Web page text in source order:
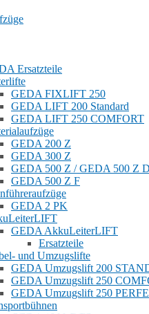
Ersatzteile
GEDA FIXLIFT 250
GEDA LIFT 200 Standard
GEDA LIFT 250 COMFORT
GEDA 200 Z
GEDA 300 Z
GEDA 500 Z / GEDA 500 Z
GEDA 500 Z F
GEDA 2 PK
GEDA AkkuLeiterLIFT
Ersatzteile
und Umzugslifte
GEDA Umzugslift 200
GEDA Umzugslift 250
GEDA Umzugslift 250